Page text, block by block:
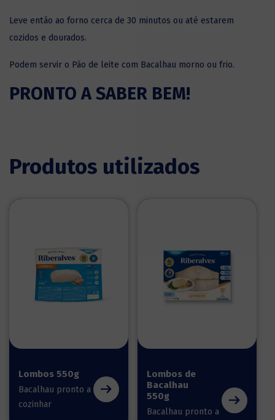
Leve então ao forno cerca de 30 minutos ou até estarem
cozidos e dourados.
Podem servir o Pão de leite com Bacalhau morno ou frio.
PRONTO A SABER BEM!
Produtos utilizados
Lombos 550g
Bacalhau pronto a
cozinhar
Lombos de
Bacalhau
550g
Bacalhau pronto a